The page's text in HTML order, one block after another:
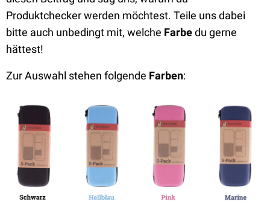
Produktchecker werden möchtest. Teile uns dabei
bitte auch unbedingt mit, welche Farbedu gerne
hättest!
Zur Auswahl stehen folgende Farben: